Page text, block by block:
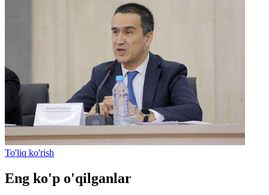
To'liq ko'rish
Eng ko'p o'qilganlar